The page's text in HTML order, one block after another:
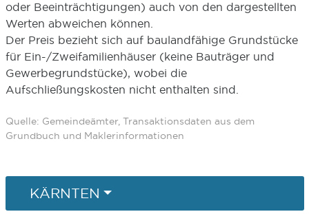
oder Beeinträchtigungen) auch von den dargestellten
Werten abweichen können.
Der Preis bezieht sich auf baulandfähige Grundstücke
für Ein-/Zweifamilienhäuser (keine Bauträger und
Gewerbegrundstücke), wobei die
Aufschließungskosten nicht enthalten sind.
Quelle: Gemeindeämter, Transaktionsdaten aus dem
Grundbuch und Maklerinformationen
KÄRNTEN